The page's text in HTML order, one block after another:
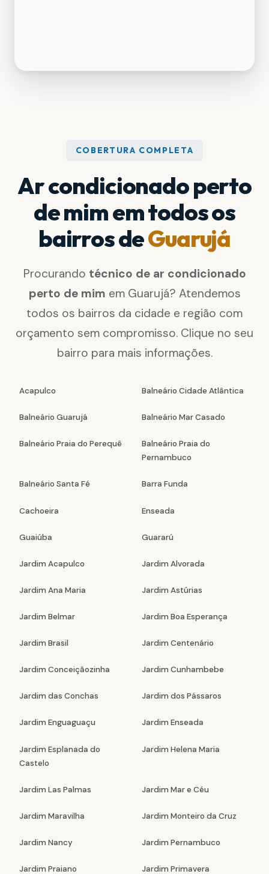
COBERTURA COMPLETA
Ar condicionado perto
de mim em todos os
bairros deGuarujá
Procurando técnico de ar condicionado
perto de mim em Guarujá? Atendemos
todos os bairros da cidade e região com
orçamento sem compromisso. Clique no seu
bairro para mais informações.
Acapulco Balneário Cidade Atlântica
Balneário Guarujá Balneário Mar Casado
Balneário Praia do Perequê
Balneário Praia do
Pernambuco
Balneário Santa Fé Barra Funda
Cachoeira Enseada
Guaiúba Guararú
Jardim Acapulco Jardim Alvorada
Jardim Ana Maria Jardim Astúrias
Jardim Belmar Jardim Boa Esperança
Jardim Brasil Jardim Centenário
Jardim Conceiçãozinha Jardim Cunhambebe
Jardim das Conchas Jardim dos Pássaros
Jardim Enguaguaçu Jardim Enseada
Jardim Esplanada do
Castelo
Jardim Helena Maria
Jardim Las Palmas Jardim Mar e Céu
Jardim Maravilha Jardim Monteiro da Cruz
Jardim Nancy Jardim Pernambuco
Jardim Praiano Jardim Primavera